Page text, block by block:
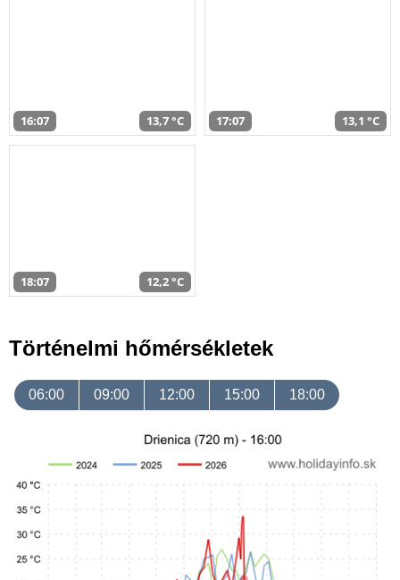
16:07 13,7 °C 17:07 13,1 °C
18:07 12,2 °C
Történelmi hőmérsékletek
06:00 09:00 12:00 15:00 18:00